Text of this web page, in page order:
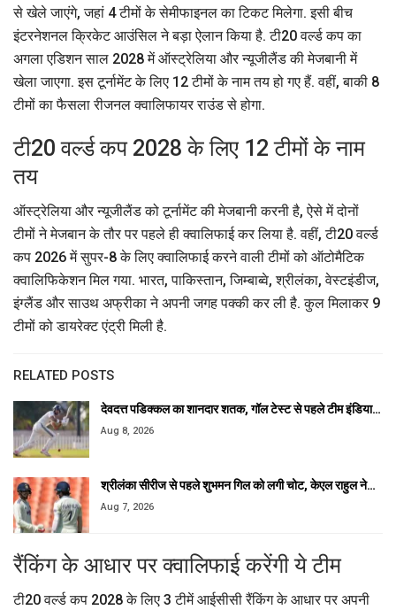
से खेले जाएंगे, जहां 4 टीमों के सेमीफाइनल का टिकट मिलेगा. इसी बीच
इंटरनेशनल क्रिकेट आउंसिल ने बड़ा ऐलान किया है. टी20 वर्ल्ड कप का
अगला एडिशन साल 2028 में ऑस्ट्रेलिया और न्यूजीलैंड की मेजबानी में
खेला जाएगा. इस टूर्नामेंट के लिए 12 टीमों के नाम तय हो गए हैं. वहीं, बाकी 8
टीमों का फैसला रीजनल क्वालिफायर राउंड से होगा.
टी20 वर्ल्ड कप 2028 के लिए 12 टीमों के नाम
तय
ऑस्ट्रेलिया और न्यूजीलैंड को टूर्नामेंट की मेजबानी करनी है, ऐसे में दोनों
टीमों ने मेजबान के तौर पर पहले ही क्वालिफाई कर लिया है. वहीं, टी20 वर्ल्ड
कप 2026 में सुपर-8 के लिए क्वालिफाई करने वाली टीमों को ऑटोमैटिक
क्वालिफिकेशन मिल गया. भारत, पाकिस्तान, जिम्बाब्वे, श्रीलंका, वेस्टइंडीज,
इंग्लैंड और साउथ अफ्रीका ने अपनी जगह पक्की कर ली है. कुल मिलाकर 9
टीमों को डायरेक्ट एंट्री मिली है.
RELATED POSTS
देवदत्त पडिक्कल का शानदार शतक, गॉल टेस्ट से पहले टीम इंडिया…
Aug 8, 2026
श्रीलंका सीरीज से पहले शुभमन गिल को लगी चोट, केएल राहुल ने…
Aug 7, 2026
रैंकिंग के आधार पर क्वालिफाई करेंगी ये टीम
टी20 वर्ल्ड कप 2028 के लिए 3 टीमें आईसीसी रैंकिंग के आधार पर अपनी